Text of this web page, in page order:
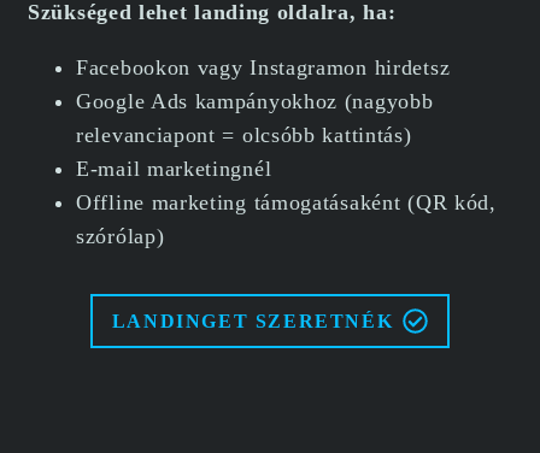
Szükséged lehet landing oldalra, ha:
Facebookon vagy Instagramon hirdetsz
Google Ads kampányokhoz (nagyobb
relevanciapont = olcsóbb kattintás)
E-mail marketingnél
Offline marketing támogatásaként (QR kód,
szórólap)
LANDINGET SZERETNÉK